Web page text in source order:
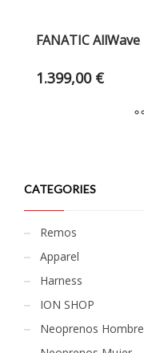
FANATIC AllWave
1.399,00 €
CATEGORIES
Remos
Apparel
Harness
ION SHOP
Neoprenos Hombre